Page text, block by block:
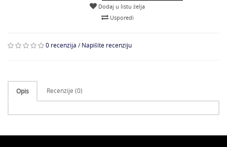
Dodaj u listu želja
Usporedi
0 recenzija / Napišite recenziju
Opis Recenzije (0)